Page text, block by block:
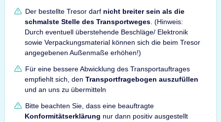
Der bestellte Tresor darf nicht breiter sein als die
schmalste Stelle des Transportweges. (Hinweis:
Durch eventuell überstehende Beschläge/ Elektronik
sowie Verpackungsmaterial können sich die beim Tresor
angegebenen Außenmaße erhöhen!)
Für eine bessere Abwicklung des Transportauftrages
empfiehlt sich, den Transportfragebogen auszufüllen
und an uns zu übermitteln
Bitte beachten Sie, dass eine beauftragte
Konformitätserklärung nur dann positiv ausgestellt